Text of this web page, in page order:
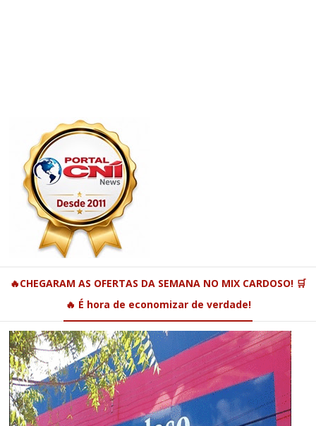
🔥CHEGARAM AS OFERTAS DA SEMANA NO MIX CARDOSO! 🛒
🔥 É hora de economizar de verdade!